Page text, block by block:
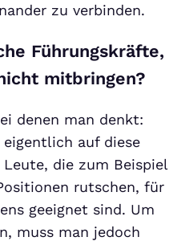
zu verbinden.
Führungskräfte,
mitbringen?
denen man denkt:
auf diese
die zum Beispiel
rutschen, für
geeignet sind. Um
muss man jedoch